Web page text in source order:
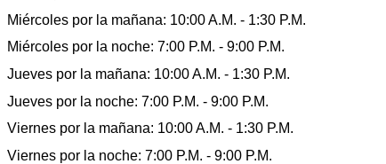
Miércoles por la mañana: 10:00 A.M. - 1:30 P.M.
Miércoles por la noche: 7:00 P.M. - 9:00 P.M.
Jueves por la mañana: 10:00 A.M. - 1:30 P.M.
Jueves por la noche: 7:00 P.M. - 9:00 P.M.
Viernes por la mañana: 10:00 A.M. - 1:30 P.M.
Viernes por la noche: 7:00 P.M. - 9:00 P.M.